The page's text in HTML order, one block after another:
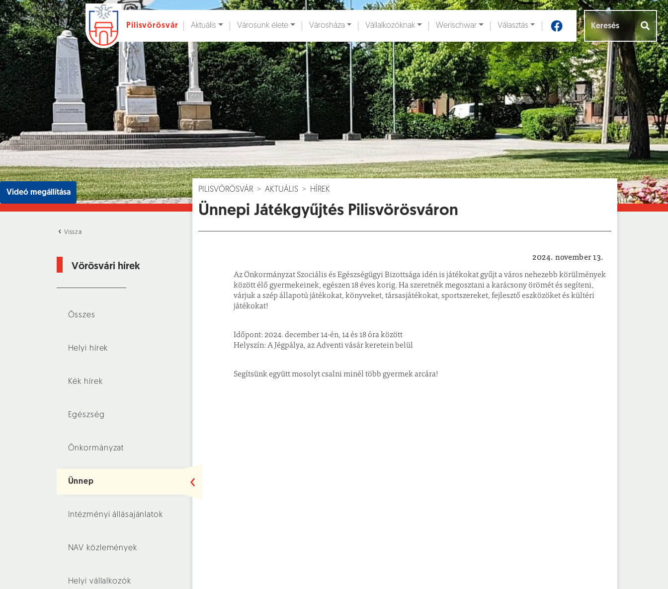
Ugrás a fő tartalomhoz
Pilisvörösvár Aktuális Városunk élete Városháza Vállalkozóknak Werischwar Választás
Videó megállítása
Vissza
Vörösvári hírek
Összes
Helyi hírek
Kék hírek
Egészség
Önkormányzat
Ünnep
Intézményi állásajánlatok
NAV közlemények
Helyi vállalkozók
PILISVÖRÖSVÁR AKTUÁLIS HÍREK
Ünnepi Játékgyűjtés Pilisvörösváron
Ünnep
2024. november 13.
Az Önkormányzat Szociális és Egészségügyi Bizottsága idén is játékokat gyűjt a város nehezebb körülmények
között élő gyermekeinek, egészen 18 éves korig. Ha szeretnék megosztani a karácsony örömét és segíteni,
várjuk a szép állapotú játékokat, könyveket, társasjátékokat, sportszereket, fejlesztő eszközöket és kültéri
játékokat!
Időpont: 2024. december 14-én, 14 és 18 óra között
Helyszín: A Jégpálya, az Adventi vásár keretein belül
Segítsünk együtt mosolyt csalni minél több gyermek arcára!
Hírek [] Események [] Dokumentumok [] Aloldalak []